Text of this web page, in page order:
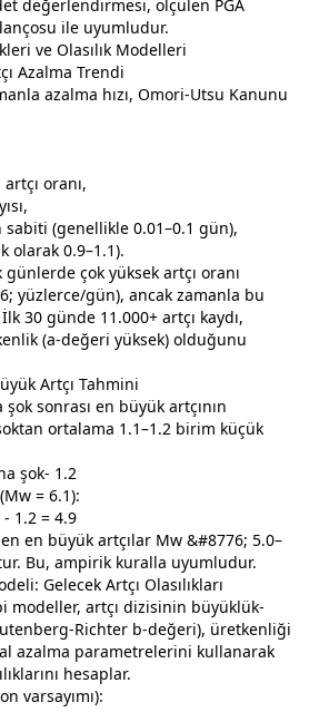
değerlendirmesi, ölçülen PGA
ile uyumludur.
ve Olasılık Modelleri
Azalma Trendi
la azalma hızı, Omori-Utsu Kanunu
artçı oranı,
sabiti (genellikle 0.01–0.1 gün),
olarak 0.9–1.1).
günlerde çok yüksek artçı oranı
yüzlerce/gün), ancak zamanla bu
30 günde 11.000+ artçı kaydı,
(a-değeri yüksek) olduğunu
Artçı Tahmini
sonrası en büyük artçının
ortalama 1.1–1.2 birim küçük
şok- 1.2
= 6.1):
1.2 = 4.9
en büyük artçılar Mw &#8776; 5.0–
Bu, ampirik kuralla uyumludur.
Gelecek Artçı Olasılıkları
modeller, artçı dizisinin büyüklük-
Richter b-değeri), üretkenliği
azalma parametrelerini kullanarak
hesaplar.
varsayımı):